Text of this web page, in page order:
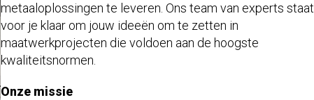
metaaloplossingen te leveren. Ons team van experts staat
voor je klaar om jouw ideeën om te zetten in
maatwerkprojecten die voldoen aan de hoogste
kwaliteitsnormen.
Onze missie